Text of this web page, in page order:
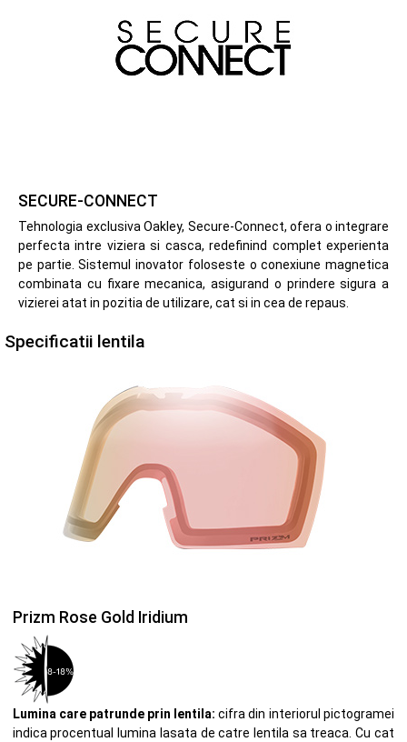
SECURE-CONNECT
Tehnologia exclusiva Oakley, Secure-Connect, ofera o integrare
perfecta intre viziera si casca, redefinind complet experienta
pe partie. Sistemul inovator foloseste o conexiune magnetica
combinata cu fixare mecanica, asigurand o prindere sigura a
vizierei atat in pozitia de utilizare, cat si in cea de repaus.
Specificatii lentila
Prizm Rose Gold Iridium
Lumina care patrunde prin lentila: cifra din interiorul pictogramei
indica procentual lumina lasata de catre lentila sa treaca. Cu cat